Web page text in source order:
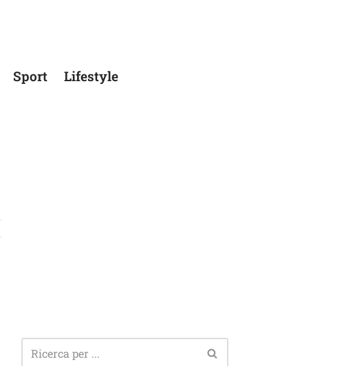
Sport Lifestyle